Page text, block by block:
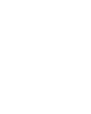
psicólogo e